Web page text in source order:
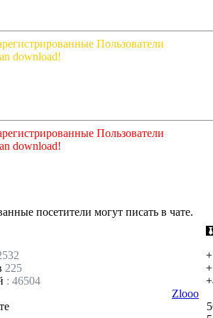
Пользователи
download!
Пользователи
download!
посетители могут писать в чате.
225
: 46504
Zlooo